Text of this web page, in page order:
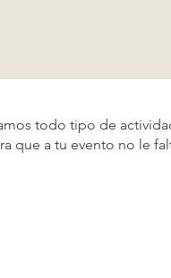
todo tipo de
que a tu evento no le